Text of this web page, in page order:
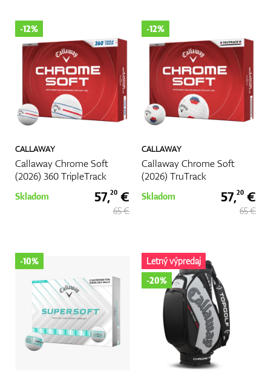
Loptičky
Bagy
Vozíky
Príslušenstvo
Darčekové poukážky
CALLAWAY
Callaway Chrome Soft
(2026) 360 TripleTrack
-12%
Skladom 57,20 €
65 €
CALLAWAY
Callaway Chrome Soft
(2026) TruTrack
-12%
Skladom 57,20 €
65 €
-10%
Letný výpredaj
-20%